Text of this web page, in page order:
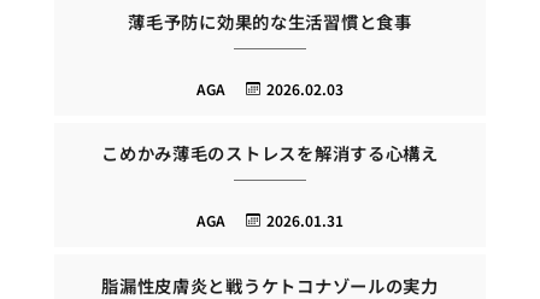
薄毛予防に効果的な生活習慣と食事
2026.02.03
AGA
こめかみ薄毛のストレスを解消する心構え
2026.01.31
AGA
脂漏性皮膚炎と戦うケトコナゾールの実力